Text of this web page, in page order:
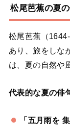
松尾芭蕉の夏
松尾芭蕉（
あり、旅をしな
は、夏の自然や
代表的な夏の俳
「五月雨を